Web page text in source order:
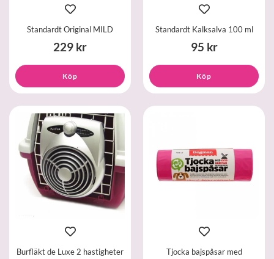
Standardt Original MILD
229 kr
Köp
Standardt Kalksalva 100 ml
95 kr
Köp
Burfläkt de Luxe 2 hastigheter
Tjocka bajspåsar med